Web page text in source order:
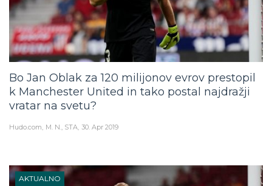
Bo Jan Oblak za 120 milijonov evrov prestopil
k Manchester United in tako postal najdražji
vratar na svetu?
Hudo.com M. N., STA 30. Apr 2019
AKTUALNO